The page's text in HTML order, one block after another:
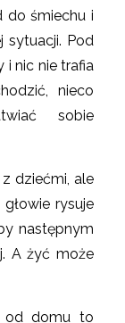
do śmiechu i
sytuacji. Pod
i nic nie trafia
nieco
sobie
dziećmi, ale
rysuje
następnym
A żyć może
od domu to